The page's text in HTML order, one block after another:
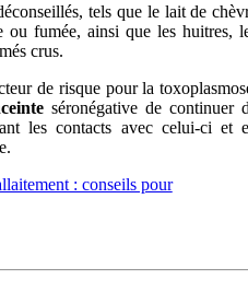
tels que le lait de
ou fumée, ainsi que les huitres,
crus.
de risque pour la
séronégative de continuer
les contacts avec celui-ci et
: conseils pour